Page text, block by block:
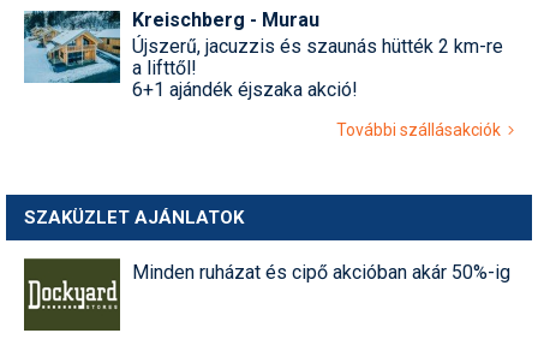
Kreischberg - Murau
Újszerű, jacuzzis és szaunás hütték 2 km-re
a lifttől!
6+1 ajándék éjszaka akció!
További szállásakciók
SZAKÜZLET AJÁNLATOK
Minden ruházat és cipő akcióban akár 50%-ig